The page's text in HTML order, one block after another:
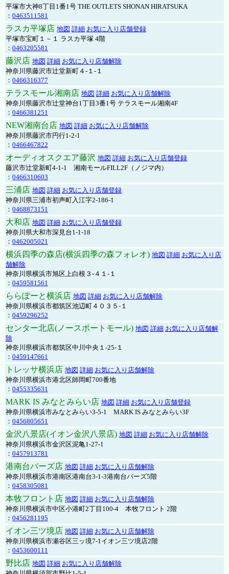
平塚市大神8丁目1番1号 THE OUTLETS SHONAN HIRATSUKA
： 0463511581
ラスカ平塚店 地図 詳細 お気に入り店舗登録
平塚市宝町１－１ ラスカ平塚 4階
： 0463205581
藤沢店 地図 詳細 お気に入り店舗解除
神奈川県藤沢市辻堂新町４-１-１
： 0466316377
テラスモール湘南店 地図 詳細 お気に入り店舗解除
神奈川県藤沢市辻堂神台1丁目3番1号 テラスモール湘南4F
： 0466381251
NEW湘南台店 地図 詳細 お気に入り店舗解除
神奈川県藤沢市円行1-2-1
： 0466467822
オーディオスクエア藤沢 地図 詳細 お気に入り店舗登録
藤沢市辻堂新町4-1-1 湘南モールFILL2F（ノジマ内）
： 0466310603
三浦店 地図 詳細 お気に入り店舗登録
神奈川県三浦市初声町入江字2-186-1
： 0468873151
大和店 地図 詳細 お気に入り店舗登録
神奈川県大和市深見台1-1-18
： 0462005021
横浜四季の森店(横浜四季の森フォレオ) 地図 詳細 お気に入り店
舗解除
神奈川県横浜市旭区上白根３-４１-１
： 0459581561
ららぽーと横浜店 地図 詳細 お気に入り店舗解除
神奈川県横浜市都筑区池辺町４０３５-１
： 0459296252
センター北店(ノースポートモール) 地図 詳細 お気に入り店舗解
除
神奈川県横浜市都筑区中川中央１-25-１
： 0459147661
トレッサ横浜店 地図 詳細 お気に入り店舗解除
神奈川県横浜市港北区師岡町700番地
： 0455335631
MARK IS みなとみらい店 地図 詳細 お気に入り店舗登録
神奈川県横浜市みなとみらい3-5-1 MARK IS みなとみらい3F
： 0456805651
金沢八景店(イオン金沢八景店) 地図 詳細 お気に入り店舗解除
神奈川県横浜市金沢区泥亀1-27-1
： 0457913781
港南台バーズ店 地図 詳細 お気に入り店舗解除
神奈川県横浜市港南区港南台3-1-3港南台バーズ5階
： 0458305081
本牧フロント店 地図 詳細 お気に入り店舗解除
神奈川県横浜市中区小港町2丁目100-4 本牧フロント 2階
： 0456281195
イオン三ツ境店 地図 詳細 お気に入り店舗解除
神奈川県横浜市瀬谷区三ッ境7-1イオン三ツ境店2階
： 0453600111
野比店 地図 詳細 お気に入り店舗解除